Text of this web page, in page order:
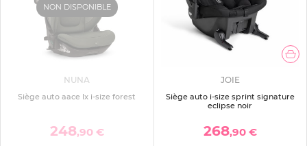
NON DISPONIBLE
NUNA
Siège auto aace lx i-size forest
248,90 €
JOIE
Siège auto i-size sprint signature
eclipse noir
268,90 €